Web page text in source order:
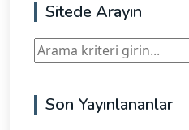
Sitede Arayın
Ara
Son Yayınlananlar